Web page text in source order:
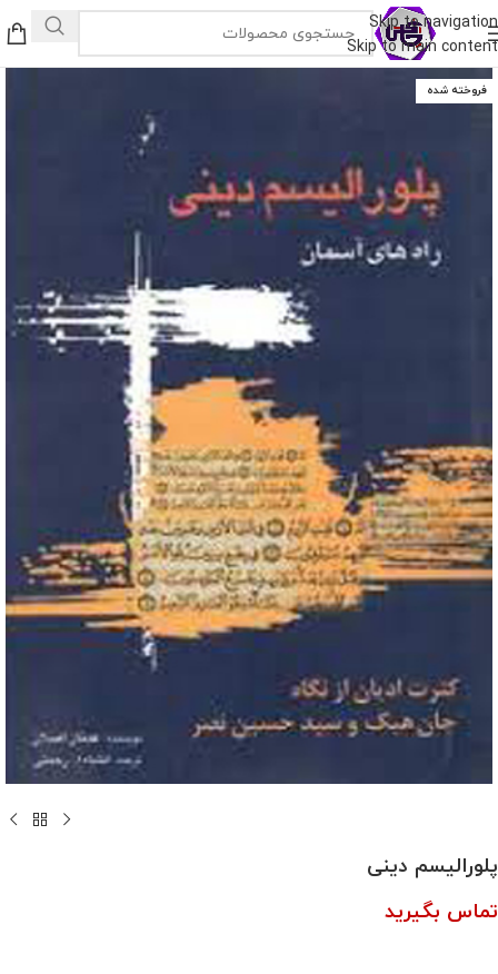
Skip to navigation
Skip to main content
فروخته شده
پلورالیسم دینی
تماس بگیرید